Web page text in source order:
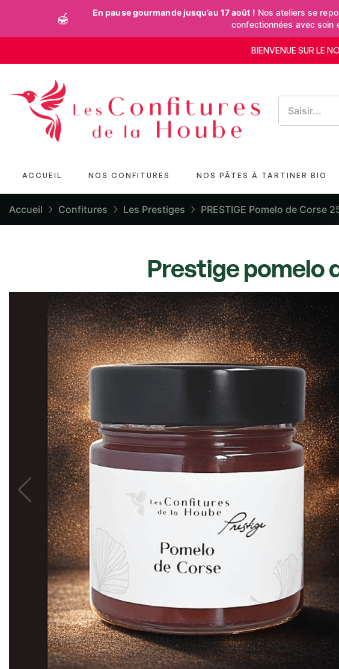
🍯 En pause gourmande jusqu’au 17 août ! Nos ateliers se
confectionnées avec soin
BIENVENUE SUR LE
ACCUEIL NOS CONFITURES NOS PÂTES À TARTINER BIO
Accueil Confitures Les Prestiges PRESTIGE Pomelo de Corse
Prestige pomelo